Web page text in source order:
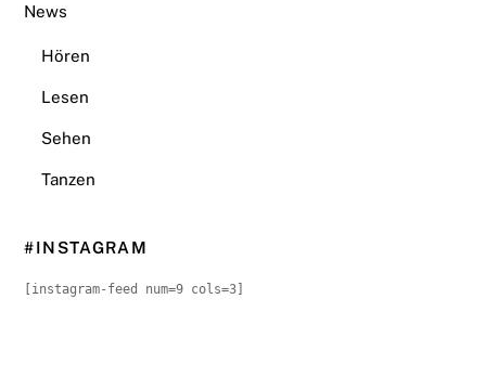
News
Hören
Lesen
Sehen
Tanzen
#INSTAGRAM
[instagram-feed num=9 cols=3]